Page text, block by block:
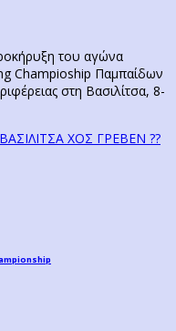
του αγώνα
Champioship Παμπαίδων
στη Βασιλίτσα, 8-
ΒΑΣΙΛΙΤΣΑ ΧΟΣ ΓΡΕΒΕΝ ??